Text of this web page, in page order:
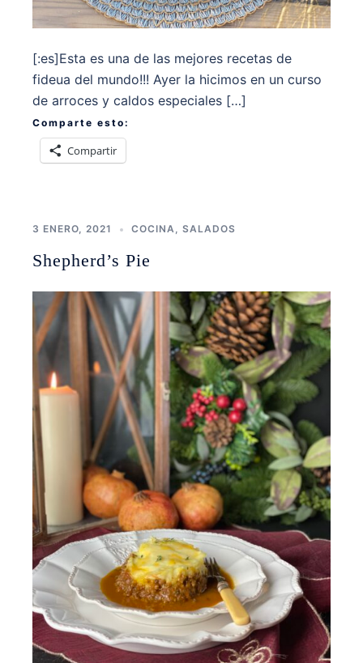
[:es]Esta es una de las mejores recetas de
fideua del mundo!!! Ayer la hicimos en un curso
de arroces y caldos especiales […]
Comparte esto:
Compartir
3 ENERO, 2021 COCINA, SALADOS
Shepherd’s Pie